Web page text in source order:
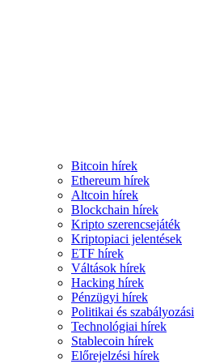
Bitcoin hírek
Ethereum hírek
Altcoin hírek
Blockchain hírek
Kripto szerencsejáték
Kriptopiaci jelentések
ETF hírek
Váltások hírek
Hacking hírek
Pénzügyi hírek
Politikai és szabályozási
Technológiai hírek
Stablecoin hírek
Előrejelzési hírek